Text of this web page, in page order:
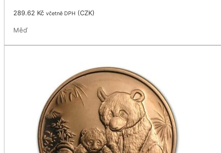
289.62 Kč včetně DPH (CZK)
Měď